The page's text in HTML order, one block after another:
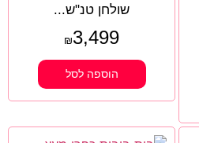
שולחן טנ"ש...
₪3,499
הוספה לסל